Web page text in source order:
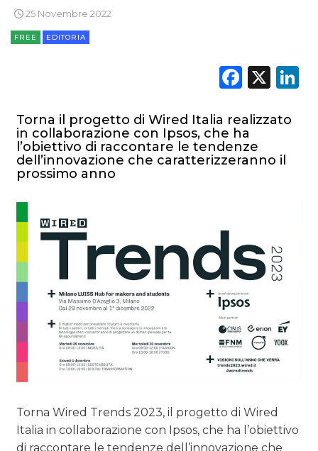
NORMATIVE
TREND
25 Novembre 2022
FREE EDITORIA
X
Torna il progetto di Wired Italia realizzato
in collaborazione con Ipsos, che ha
l’obiettivo di raccontare le tendenze
dell’innovazione che caratterizzeranno il
prossimo anno
Torna Wired Trends 2023, il progetto di Wired
Italia in collaborazione con Ipsos, che ha l’obiettivo
di raccontare le tendenze dell’innovazione che